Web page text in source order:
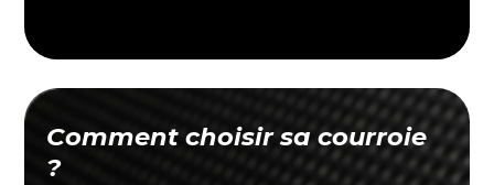
Comment choisir sa courroie
?